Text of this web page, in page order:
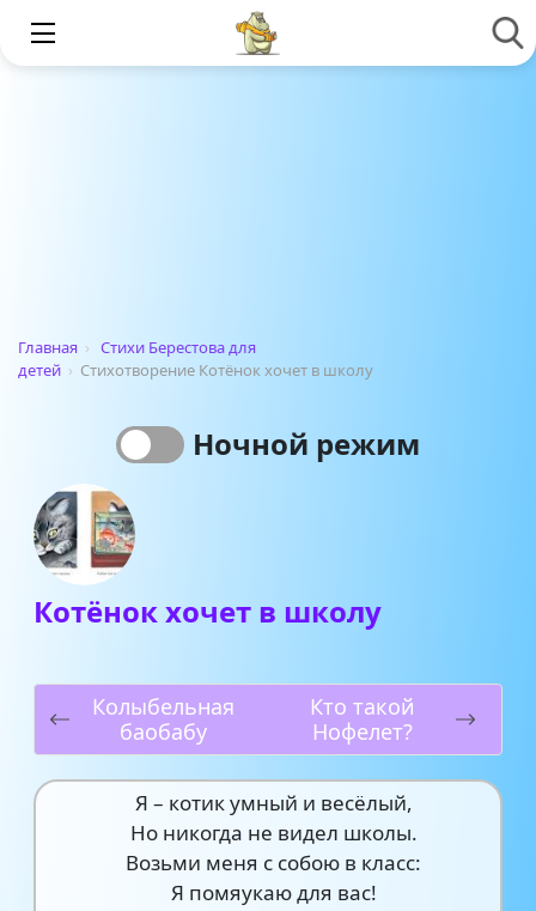
Главная › Стихи Берестова для
детей › Стихотворение Котёнок хочет в школу
Ночной режим
Котёнок хочет в школу
Колыбельная
баобабу
Кто такой
Нофелет?
Я – котик умный и весёлый,
Но никогда не видел школы.
Возьми меня с собою в класс:
Я помяукаю для вас!